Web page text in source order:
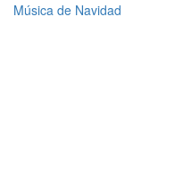
Música de Navidad